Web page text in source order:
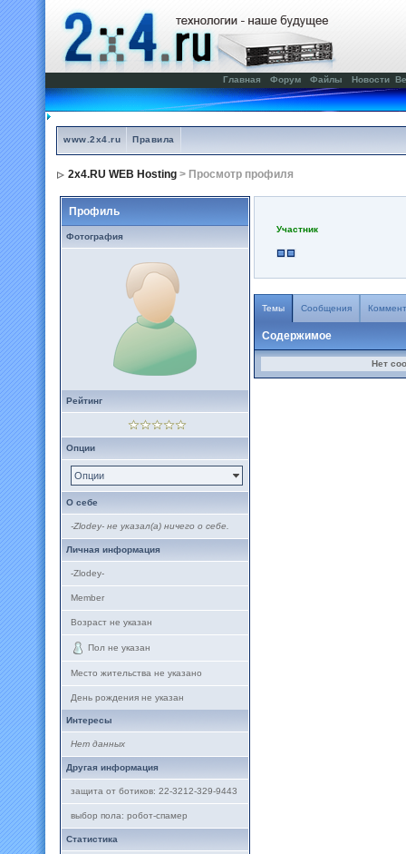
Главная Форум Файлы Новости
www.2x4.ru Правила
2x4.RU WEB Hosting > Просмотр профиля
Профиль
Фотография
Рейтинг
Опции
Опции
О себе
-Zlodey- не указал(а) ничего о себе.
Личная информация
-Zlodey-
Member
Возраст не указан
Пол не указан
Место жительства не указано
День рождения не указан
Интересы
Нет данных
Другая информация
защита от ботиков: 22-3212-329-9443
выбор пола: робот-спамер
Статистика
Участник
Темы Сообщения
Содержимое
Нет